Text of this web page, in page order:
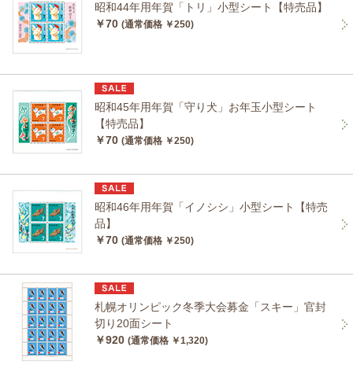
昭和44年用年賀「トリ」小型シート【特売品】
￥70 (通常価格 ￥250)
昭和45年用年賀「守り犬」お年玉小型シート
【特売品】
￥70 (通常価格 ￥250)
昭和46年用年賀「イノシシ」小型シート【特売
品】
￥70 (通常価格 ￥250)
札幌オリンピック冬季大会募金「スキー」官封
切り20面シート
￥920 (通常価格 ￥1,320)